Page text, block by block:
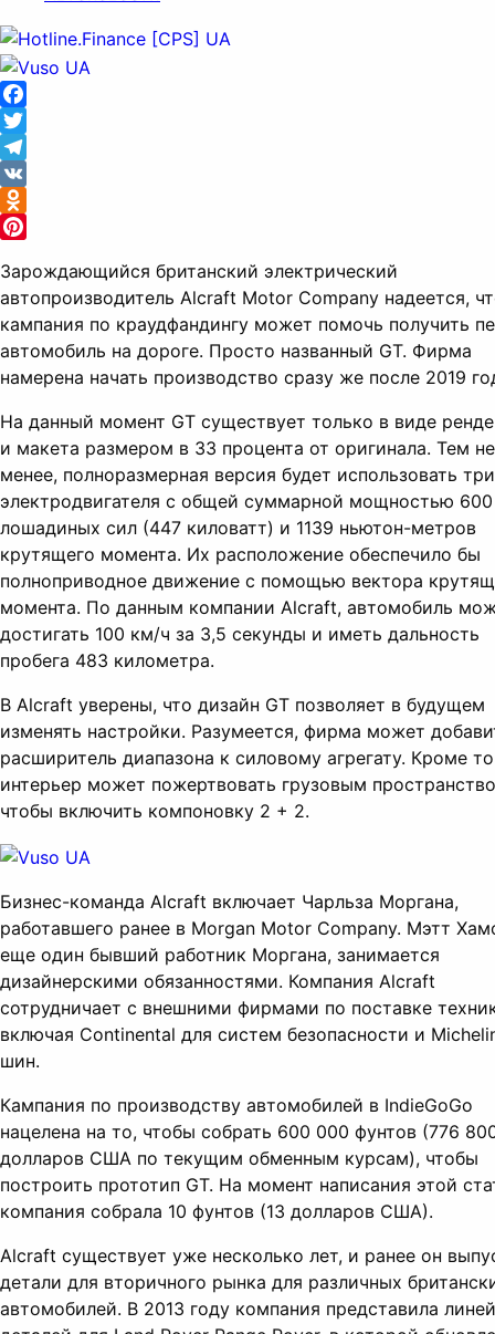
Facebook
Twitter
Telegram
VK
Odnoklassniki
Зарождающийся британский электрический
автопроизводитель Alcraft Motor Company надеется,
кампания по краудфандингу может помочь получить
автомобиль на дороге. Просто названный GT. Фирма
намерена начать производство сразу же после 2019
На данный момент GT существует только в виде
и макета размером в 33 процента от оригинала. Тем не
менее, полноразмерная версия будет использовать три
электродвигателя с общей суммарной мощностью 600
лошадиных сил (447 киловатт) и 1139 ньютон-метров
крутящего момента. Их расположение обеспечило бы
полноприводное движение с помощью вектора
момента. По данным компании Alcraft, автомобиль
достигать 100 км/ч за 3,5 секунды и иметь дальность
пробега 483 километра.
В Alcraft уверены, что дизайн GT позволяет в будущем
изменять настройки. Разумеется, фирма может
расширитель диапазона к силовому агрегату. Кроме
интерьер может пожертвовать грузовым
чтобы включить компоновку 2 + 2.
Бизнес-команда Alcraft включает Чарльза Моргана,
работавшего ранее в Morgan Motor Company. Мэтт
еще один бывший работник Моргана, занимается
дизайнерскими обязанностями. Компания Alcraft
сотрудничает с внешними фирмами по поставке
включая Continental для систем безопасности и
шин.
Кампания по производству автомобилей в IndieGoGo
нацелена на то, чтобы собрать 600 000 фунтов (776
долларов США по текущим обменным курсам), чтобы
построить прототип GT. На момент написания этой
компания собрала 10 фунтов (13 долларов США).
Alcraft существует уже несколько лет, и ранее он
детали для вторичного рынка для различных
автомобилей. В 2013 году компания представила